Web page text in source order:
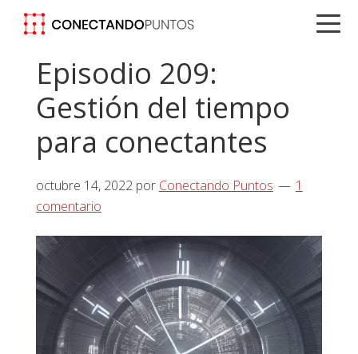
Saltar
navegación
principal
Saltar
principal
Saltar
lateral
Episodio 209:
Gestión del tiempo
para conectantes
octubre 14, 2022por Conectando Puntos
1
comentario